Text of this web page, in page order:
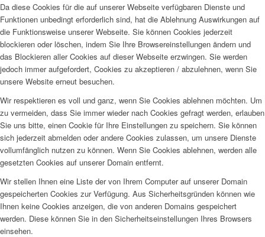
Da diese Cookies für die auf unserer Webseite verfügbaren Dienste und
Funktionen unbedingt erforderlich sind, hat die Ablehnung Auswirkungen auf
die Funktionsweise unserer Webseite. Sie können Cookies jederzeit
blockieren oder löschen, indem Sie Ihre Browsereinstellungen ändern und
das Blockieren aller Cookies auf dieser Webseite erzwingen. Sie werden
jedoch immer aufgefordert, Cookies zu akzeptieren / abzulehnen, wenn Sie
unsere Website erneut besuchen.
Wir respektieren es voll und ganz, wenn Sie Cookies ablehnen möchten. Um
zu vermeiden, dass Sie immer wieder nach Cookies gefragt werden, erlauben
Sie uns bitte, einen Cookie für Ihre Einstellungen zu speichern. Sie können
sich jederzeit abmelden oder andere Cookies zulassen, um unsere Dienste
vollumfänglich nutzen zu können. Wenn Sie Cookies ablehnen, werden alle
gesetzten Cookies auf unserer Domain entfernt.
Wir stellen Ihnen eine Liste der von Ihrem Computer auf unserer Domain
gespeicherten Cookies zur Verfügung. Aus Sicherheitsgründen können wie
Ihnen keine Cookies anzeigen, die von anderen Domains gespeichert
werden. Diese können Sie in den Sicherheitseinstellungen Ihres Browsers
einsehen.